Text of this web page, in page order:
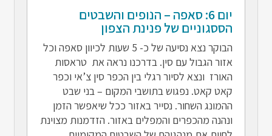
יום 6: סאפה – הנופים והשבטים
הססגוניים של פנינת הצפון
הבוקר נצא נסיעה של כ- 5 שעות לכיוון סאפה וכל
אזור הגבול עם סין. בדרכנו נראה את טראסות
האורז ונצא לסיור רגלי בין הכפר סין צ’אי וכפר
קאט קאט. נפגוש בתושבי המקום – בני שבט
ההמונג השחור. נסייר באזור ככל שיאפשר הזמן
ונהנה מהכפרים והמפלים באזור. הזדמנות מצוינת